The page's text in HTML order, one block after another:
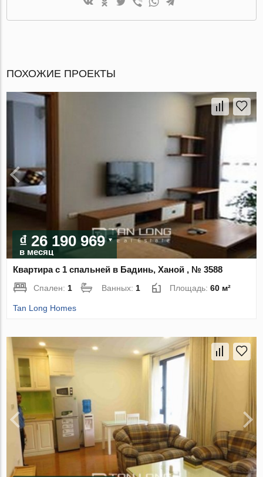
ПОХОЖИЕ ПРОЕКТЫ
₫ 26 190 969
в месяц
Квартира с 1 спальней в Бадинь, Ханой , № 3588
Спален:1 Ванных:1 Площадь:60 м²
Tan Long Homes